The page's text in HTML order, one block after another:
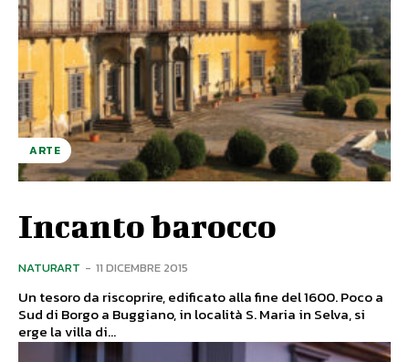
ARTE
Incanto barocco
NATURART - 11 DICEMBRE 2015
Un tesoro da riscoprire, edificato alla fine del 1600. Poco a
Sud di Borgo a Buggiano, in località S. Maria in Selva, si
erge la villa di...